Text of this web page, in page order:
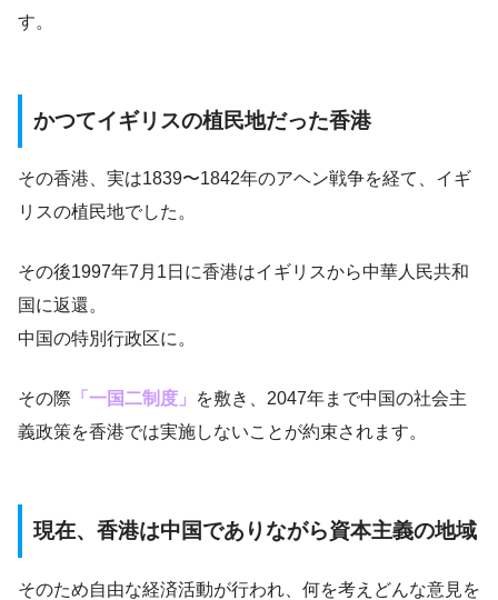
す。
かつてイギリスの植民地だった香港
その香港、実は1839〜1842年のアヘン戦争を経て、イギ
リスの植民地でした。
その後1997年7月1日に香港はイギリスから中華人民共和
国に返還。
中国の特別行政区に。
その際 「一国二制度」
を敷き、2047年まで中国の社会主
義政策を香港では実施しないことが約束されます。
現在、香港は中国でありながら資本主義の地域
そのため自由な経済活動が行われ、何を考えどんな意見を